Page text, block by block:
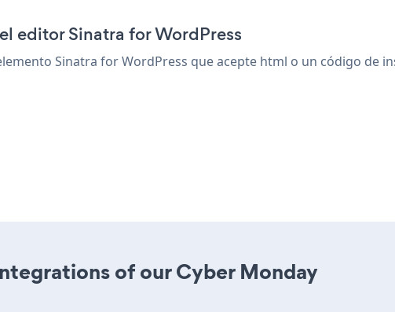
editor Sinatra for WordPress
Sinatra for WordPress que acepte html o un código de
of our Cyber Monday